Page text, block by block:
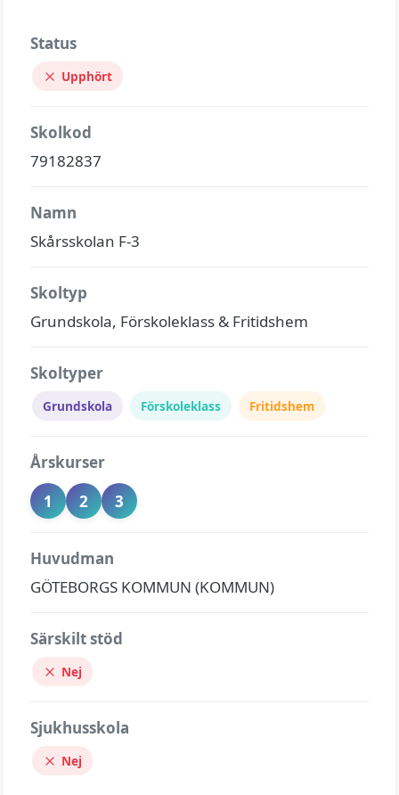
Status
Upphört
Skolkod
79182837
Namn
Skårsskolan F-3
Skoltyp
Grundskola, Förskoleklass & Fritidshem
Skoltyper
Grundskola Förskoleklass Fritidshem
Årskurser
1
2 3
Huvudman
GÖTEBORGS KOMMUN (KOMMUN)
Särskilt stöd
Nej
Sjukhusskola
Nej